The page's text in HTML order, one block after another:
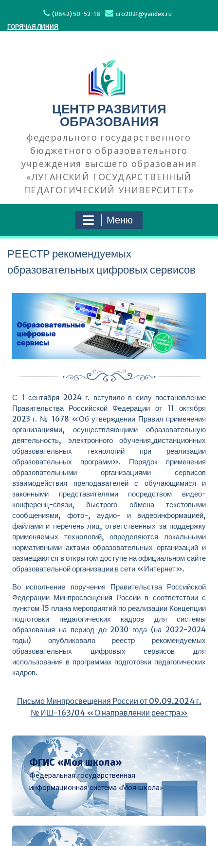
(0642) 50-52-18
cro2021@yandex.ru
ГОРЯЧАЯ ЛИНИЯ
ЦЕНТР РАЗВИТИЯ
ОБРАЗОВАНИЯ
федерального государственного
бюджетного образовательного
учреждения высшего образования
«ЛУГАНСКИЙ ГОСУДАРСТВЕННЫЙ
ПЕДАГОГИЧЕСКИЙ УНИВЕРСИТЕТ»
Меню
РЕЕСТР рекомендуемых
образовательных цифровых сервисов
С 1 сентября 2024 г. вступило в силу постановление
Правительства Российской Федерации от 11 октября
2023 г. № 1678 «Об утверждении Правил применения
организациями, осуществляющими образовательную
деятельность, электронного обучения,дистанционных
образовательных технологий при реализации
образовательных программ». Порядок применения
образовательными организациями сервисов
взаимодействия преподавателей с обучающимися и
законными представителями посредством видео­
конференц-связи, быстрого обмена текстовыми
сообщениями, фото-, аудио- и видеоинформацией,
файлами и перечень лиц, ответственных за поддержку
применяемых технологий, определяются локальными
нормативными актами образовательных организаций и
размещаются в открытом доступе на официальном сайте
образовательной организации в сети «Интернет».
Во исполнение поручения Правительства Российской
Федерации Минпросвещения России в соответствии с
пунктом 15 плана мероприятий по реализации Концепции
подготовки педагогических кадров для системы
образования на период до 2030 года (на 2022-2024
годы) опубликовало реестр рекомендуемых
образовательных цифровых сервисов для
использования в программах подготовки педагогических
кадров.
Письмо Минпросвещения России от 09.09.2024 г.
№ ИШ-163/04 «О направлении реестра»
ФГИС «Моя школа»
Федеральная государственная
информационная система «Моя школа»